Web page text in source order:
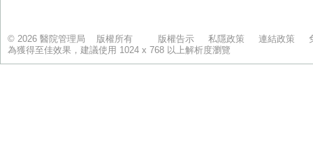
© 2026 醫院管理局 版權所有 版權告示 私隱政策 連結政策
為獲得至佳效果，建議使用 1024 x 768 以上解析度瀏覽